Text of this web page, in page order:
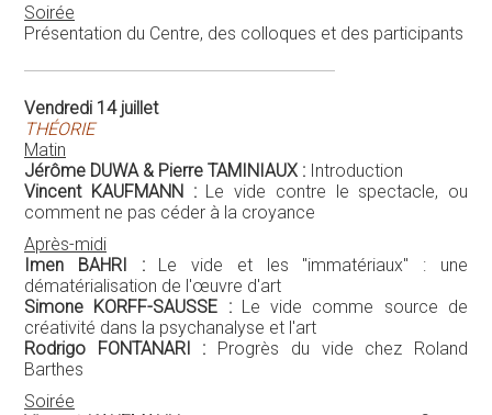
Soirée
Présentation du Centre, des colloques et des participants
Vendredi 14 juillet
THÉORIE
Matin
Jérôme DUWA & Pierre TAMINIAUX : Introduction
Vincent KAUFMANN :Le vide contre le spectacle, ou
comment ne pas céder à la croyance
Après-midi
Imen BAHRI :Le vide et les "immatériaux" : une
dématérialisation de l'œuvre d'art
Simone KORFF-SAUSSE :Le vide comme source de
créativité dans la psychanalyse et l'art
Rodrigo FONTANARI : Progrès du vide chez Roland
Barthes
Soirée